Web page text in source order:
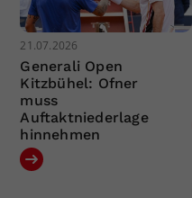
21.07.2026
Generali Open
Kitzbühel: Ofner
muss
Auftaktniederlage
hinnehmen